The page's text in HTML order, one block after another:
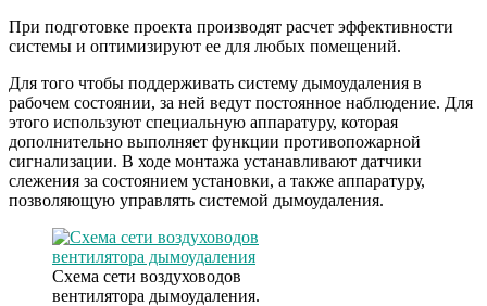
При подготовке проекта производят расчет эффективности
системы и оптимизируют ее для любых помещений.
Для того чтобы поддерживать систему дымоудаления в
рабочем состоянии, за ней ведут постоянное наблюдение. Для
этого используют специальную аппаратуру, которая
дополнительно выполняет функции противопожарной
сигнализации. В ходе монтажа устанавливают датчики
слежения за состоянием установки, а также аппаратуру,
позволяющую управлять системой дымоудаления.
Схема сети воздуховодов
вентилятора дымоудаления.